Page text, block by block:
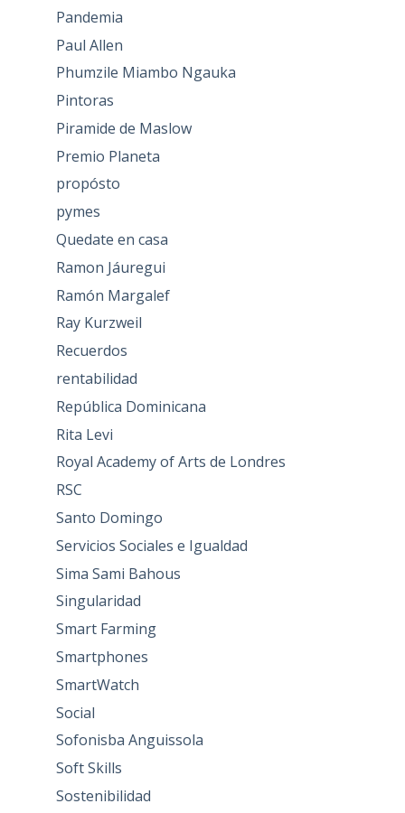
Pandemia
Paul Allen
Phumzile Miambo Ngauka
Pintoras
Piramide de Maslow
Premio Planeta
propósto
pymes
Quedate en casa
Ramon Jáuregui
Ramón Margalef
Ray Kurzweil
Recuerdos
rentabilidad
República Dominicana
Rita Levi
Royal Academy of Arts de Londres
RSC
Santo Domingo
Servicios Sociales e Igualdad
Sima Sami Bahous
Singularidad
Smart Farming
Smartphones
SmartWatch
Social
Sofonisba Anguissola
Soft Skills
Sostenibilidad